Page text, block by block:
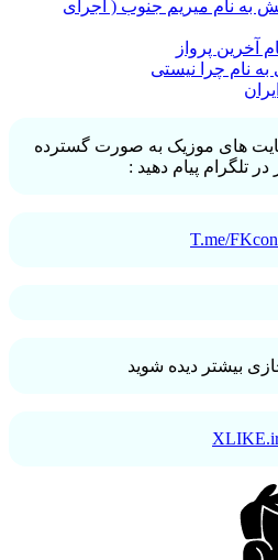
به نام میریم جنوب ( اجرای
آخرین پرواز
به نام چرا نیستی
های موزیک به صورت گسترده
تلگرام پیام دهید :
T.me/
بیشتر دیده شوید